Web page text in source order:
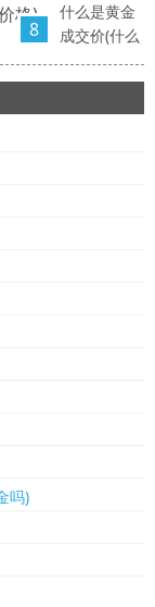
8
什么是黄金
成交价(什么
吗)